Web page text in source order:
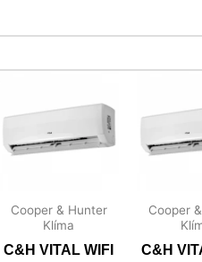
Cooper & Hunter
Klíma
C&H VITAL WIFI
Cooper
C&H